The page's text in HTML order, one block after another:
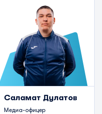
Саламат Дулатов
Медиа-офицер